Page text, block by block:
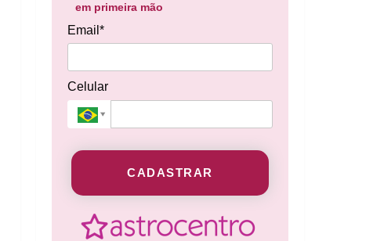
em primeira mão
Email*
Celular
CADASTRAR